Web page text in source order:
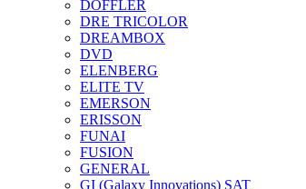
DOFFLER
DRE TRICOLOR
DREAMBOX
DVD
ELENBERG
ELITE TV
EMERSON
ERISSON
FUNAI
FUSION
GENERAL
GI (Galaxy Innovations) SAT